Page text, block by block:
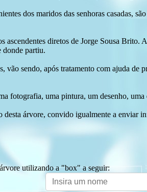
dos maridos das senhoras casadas,
ascendentes diretos de Jorge Sousa
donde partiu.
vão sendo, após tratamento com ajuda
fotografia, uma pintura, um desenho,
desta árvore, convido igualmente a enviar
utilizando a "box" a seguir: